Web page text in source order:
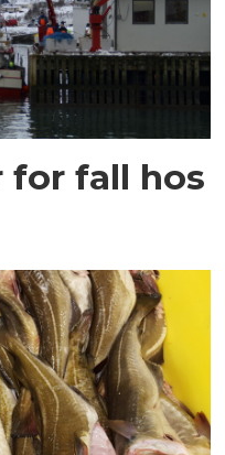
for fall hos